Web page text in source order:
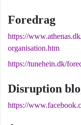
Foredrag
https://
organisation.htm
https://tunehein.dk/
Disruption
https://